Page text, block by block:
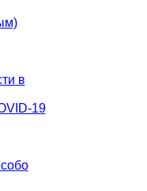
в
19